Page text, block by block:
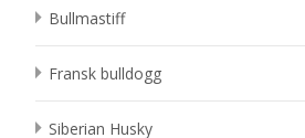
Bullmastiff
Fransk bulldogg
Siberian Husky